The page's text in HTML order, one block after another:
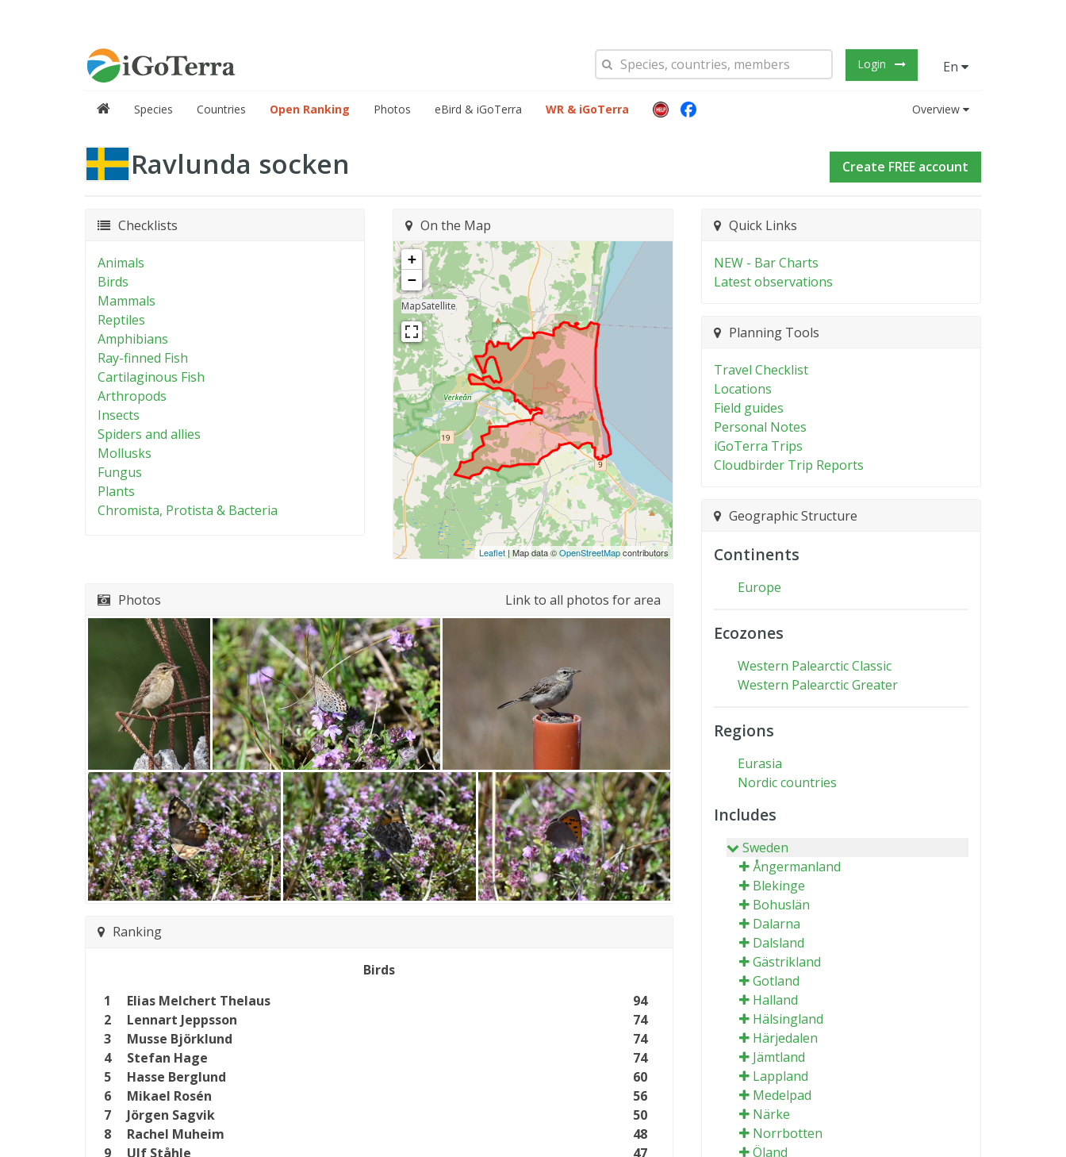
Login En
Species Countries Open Ranking Photos eBird & iGoTerra WR & iGoTerra Overview
Ravlunda socken Create FREE account
Checklists
Animals
Birds
Mammals
Reptiles
Amphibians
Ray-finned Fish
Cartilaginous Fish
Arthropods
Insects
Spiders and allies
Mollusks
Fungus
Plants
Chromista, Protista & Bacteria
On the Map
+
−
Leaflet| Map data ©OpenStreetMapcontributors
Photos Link to all photos for area
Ranking
Birds
1
Elias Melchert Thelaus
94
2
Lennart Jeppsson
74
3
Musse Björklund
74
4
Stefan Hage
74
5
Hasse Berglund
60
6
Mikael Rosén
56
7
Jörgen Sagvik
50
8
Rachel Muheim
48
9
Ulf Ståhle
47
Quick Links
NEW - Bar Charts
Latest observations
Planning Tools
Travel Checklist
Locations
Field guides
Personal Notes
iGoTerra Trips
Cloudbirder Trip Reports
Geographic Structure
Continents
Europe
Ecozones
Western Palearctic Classic
Western Palearctic Greater
Regions
Eurasia
Nordic countries
Includes
Sweden
Ångermanland
Blekinge
Bohuslän
Dalarna
Dalsland
Gästrikland
Gotland
Halland
Hälsingland
Härjedalen
Jämtland
Lappland
Medelpad
Närke
Norrbotten
Öland